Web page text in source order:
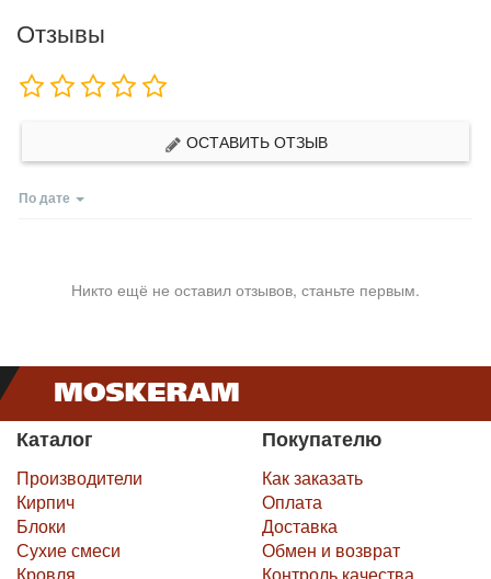
Отзывы
ОСТАВИТЬ ОТЗЫВ
По дате
Никто ещё не оставил отзывов, станьте первым.
Каталог
Производители
Кирпич
Блоки
Сухие смеси
Покупателю
Как заказать
Оплата
Доставка
Обмен и возврат